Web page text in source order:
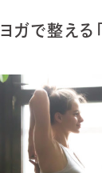
ガで整える